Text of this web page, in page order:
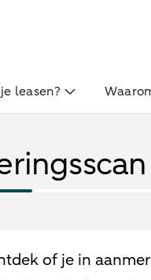
leasen?
of je in